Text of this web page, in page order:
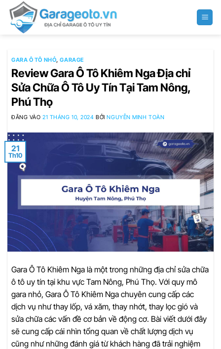
qua
GARA Ô TÔ NHỎ,GARAGE
Review Gara Ô Tô Khiêm Nga Địa chỉ
Sửa Chữa Ô Tô Uy Tín Tại Tam Nông,
Phú Thọ
ĐĂNG VÀO21 THÁNG 10, 2024 BỞINGUYỄN MINH TOÀN
21
Th10
Gara Ô Tô Khiêm Nga là một trong những địa chỉ sửa chữa
ô tô uy tín tại khu vực Tam Nông, Phú Thọ. Với quy mô
gara nhỏ, Gara Ô Tô Khiêm Nga chuyên cung cấp các
dịch vụ như thay lốp, vá xăm, thay nhớt, thay lọc gió và
sửa chữa các vấn đề cơ bản về động cơ. Bài viết dưới đây
sẽ cung cấp cái nhìn tổng quan về chất lượng dịch vụ
cũng như những đánh giá từ khách hàng đã trải nghiệm